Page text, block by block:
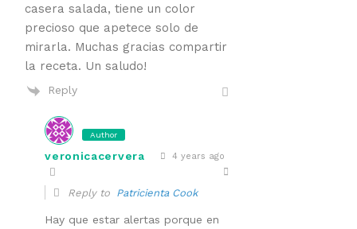
casera salada, tiene un color
precioso que apetece solo de
mirarla. Muchas gracias compartir
la receta. Un saludo!
Reply
Author
veronicacervera 4 years ago
Reply to Patricienta Cook
Hay que estar alertas porque en